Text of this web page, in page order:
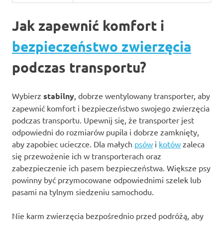
Jak zapewnić komfort i
bezpieczeństwo zwierzęcia
podczas transportu?
Wybierz stabilny , dobrze wentylowany transporter, aby
zapewnić komfort i bezpieczeństwo swojego zwierzęcia
podczas transportu. Upewnij się, że transporter jest
odpowiedni do rozmiarów pupila i dobrze zamknięty,
aby zapobiec ucieczce. Dla małych psów i kotów zaleca
się przewożenie ich w transporterach oraz
zabezpieczenie ich pasem bezpieczeństwa. Większe psy
powinny być przymocowane odpowiednimi szelek lub
pasami na tylnym siedzeniu samochodu.
Nie karm zwierzęcia bezpośrednio przed podróżą, aby